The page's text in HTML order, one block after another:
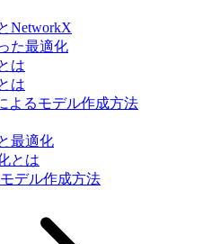
NetworkX
た最適化
は
は
よるモデル作成方法
最適化
とは
デル作成方法